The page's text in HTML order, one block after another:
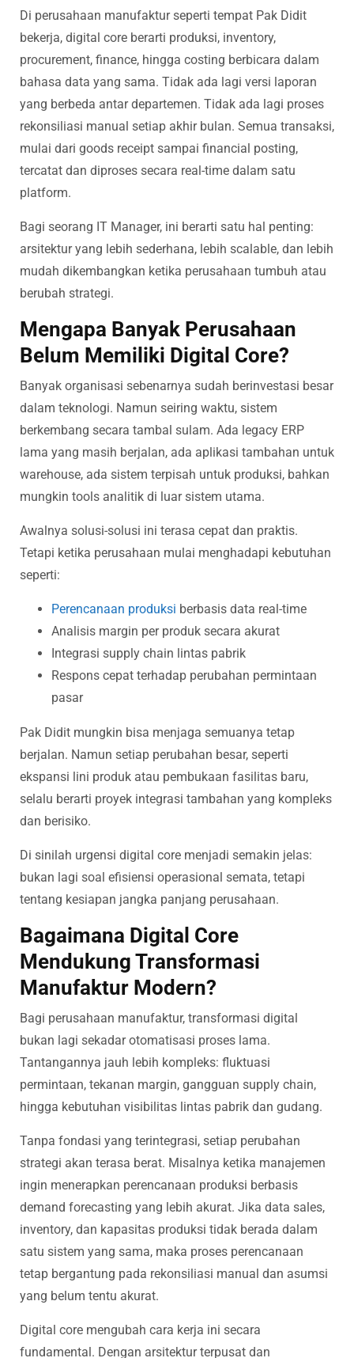
Di perusahaan manufaktur seperti tempat Pak Didit
bekerja, digital core berarti produksi, inventory,
procurement, finance, hingga costing berbicara dalam
bahasa data yang sama. Tidak ada lagi versi laporan
yang berbeda antar departemen. Tidak ada lagi proses
rekonsiliasi manual setiap akhir bulan. Semua transaksi,
mulai dari goods receipt sampai financial posting,
tercatat dan diproses secara real-time dalam satu
platform.
Bagi seorang IT Manager, ini berarti satu hal penting:
arsitektur yang lebih sederhana, lebih scalable, dan lebih
mudah dikembangkan ketika perusahaan tumbuh atau
berubah strategi.
Mengapa Banyak Perusahaan
Belum Memiliki Digital Core?
Banyak organisasi sebenarnya sudah berinvestasi besar
dalam teknologi. Namun seiring waktu, sistem
berkembang secara tambal sulam. Ada legacy ERP
lama yang masih berjalan, ada aplikasi tambahan untuk
warehouse, ada sistem terpisah untuk produksi, bahkan
mungkin tools analitik di luar sistem utama.
Awalnya solusi-solusi ini terasa cepat dan praktis.
Tetapi ketika perusahaan mulai menghadapi kebutuhan
seperti:
Perencanaan produksi berbasis data real-time
Analisis margin per produk secara akurat
Integrasi supply chain lintas pabrik
Respons cepat terhadap perubahan permintaan
pasar
Pak Didit mungkin bisa menjaga semuanya tetap
berjalan. Namun setiap perubahan besar, seperti
ekspansi lini produk atau pembukaan fasilitas baru,
selalu berarti proyek integrasi tambahan yang kompleks
dan berisiko.
Di sinilah urgensi digital core menjadi semakin jelas:
bukan lagi soal efisiensi operasional semata, tetapi
tentang kesiapan jangka panjang perusahaan.
Bagaimana Digital Core
Mendukung Transformasi
Manufaktur Modern?
Bagi perusahaan manufaktur, transformasi digital
bukan lagi sekadar otomatisasi proses lama.
Tantangannya jauh lebih kompleks: fluktuasi
permintaan, tekanan margin, gangguan supply chain,
hingga kebutuhan visibilitas lintas pabrik dan gudang.
Tanpa fondasi yang terintegrasi, setiap perubahan
strategi akan terasa berat. Misalnya ketika manajemen
ingin menerapkan perencanaan produksi berbasis
demand forecasting yang lebih akurat. Jika data sales,
inventory, dan kapasitas produksi tidak berada dalam
satu sistem yang sama, maka proses perencanaan
tetap bergantung pada rekonsiliasi manual dan asumsi
yang belum tentu akurat.
Digital core mengubah cara kerja ini secara
fundamental. Dengan arsitektur terpusat dan